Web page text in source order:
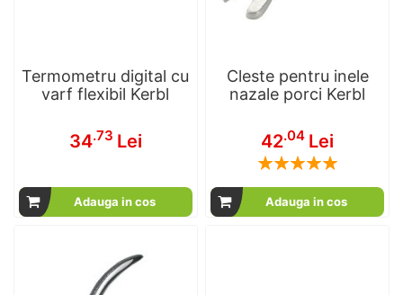
Termometru digital cu
varf flexibil Kerbl
34.73 Lei
Adauga in cos
Cleste pentru inele
nazale porci Kerbl
42.04 Lei
Rating:
Adauga in cos